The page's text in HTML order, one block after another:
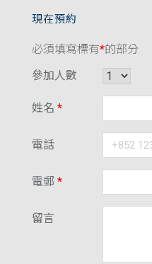
現在預約
必須填寫標有*的部分
參加人數
姓名 *
電話
電郵 *
留言